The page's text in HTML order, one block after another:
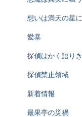
想いは満天の星に
愛暴
探偵はかく語りき
探偵禁止領域
新着情報
最果亭の災禍